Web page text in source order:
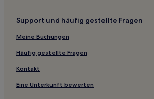
Hotels nahe Universität Tsukuba
Hotels nahe Mito City Water Supply Tower
Hotels nahe Gedenkhalle von Ujō Noguchi
Sashima Bezirk: Hotels
Hotels nahe Station Tsukuba
Support und häufig gestellte Fragen
Meine Buchungen
Häufig gestellte Fragen
Kontakt
Eine Unterkunft bewerten